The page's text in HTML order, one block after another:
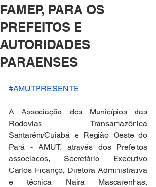
FAMEP, PARA OS
PREFEITOS E
AUTORIDADES
PARAENSES
#AMUTPRESENTE
A Associação dos Municípios das
Rodovias Transamazônica
Santarém/Cuiabá e Região Oeste do
Pará - AMUT, através dos Prefeitos
associados, Secretário Executivo
Carlos Picanço, Diretora Administrativa
e técnica Naira Mascarenhas,